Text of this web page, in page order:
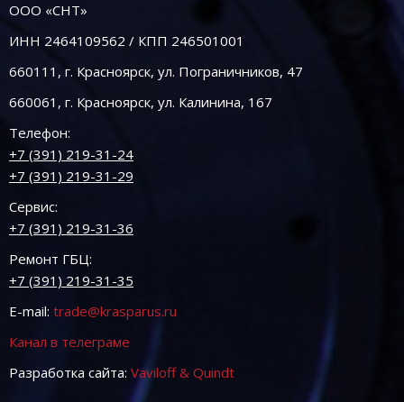
ООО «СНТ»
ИНН 2464109562 / КПП 246501001
660111, г. Красноярск, ул. Пограничников, 47
660061, г. Красноярск, ул. Калинина, 167
Телефон:
+7 (391) 219-31-24
+7 (391) 219-31-29
Сервис:
+7 (391) 219-31-36
Ремонт ГБЦ:
+7 (391) 219-31-35
E-mail: trade@krasparus.ru
Канал в телеграме
Разработка сайта: Vaviloff & Quindt